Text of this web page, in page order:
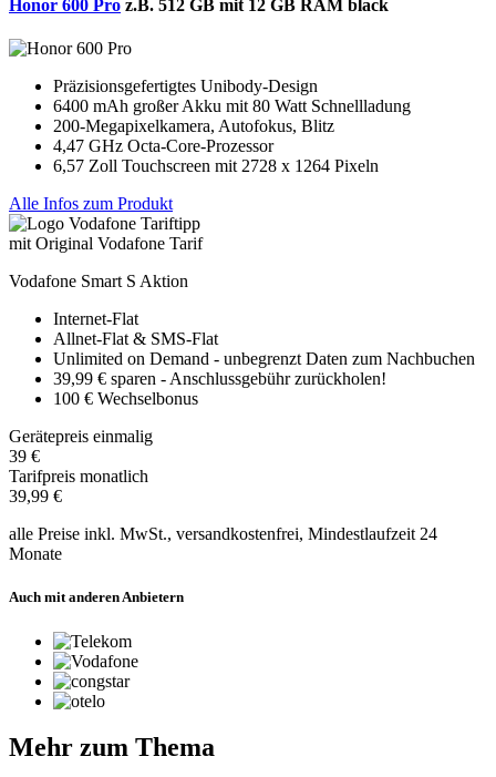
Honor 600 Pro z.B. 512 GB mit 12 GB RAM black
Präzisionsgefertigtes Unibody-Design
6400 mAh großer Akku mit 80 Watt Schnellladung
200-Megapixelkamera, Autofokus, Blitz
4,47 GHz Octa-Core-Prozessor
6,57 Zoll Touchscreen mit 2728 x 1264 Pixeln
Alle Infos zum Produkt
Tariftipp
mit Original Vodafone Tarif
Vodafone Smart S Aktion
Internet-Flat
Allnet-Flat & SMS-Flat
Unlimited on Demand - unbegrenzt Daten zum Nachbuchen
39,99 € sparen - Anschlussgebühr zurückholen!
100 € Wechselbonus
Gerätepreis einmalig
39 €
Tarifpreis monatlich
39,99 €
alle Preise inkl. MwSt., versandkostenfrei, Mindestlaufzeit 24
Monate
Auch mit anderen Anbietern
Mehr zum Thema